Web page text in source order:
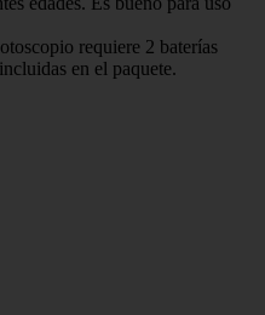
requiere 2 baterías
en el paquete.